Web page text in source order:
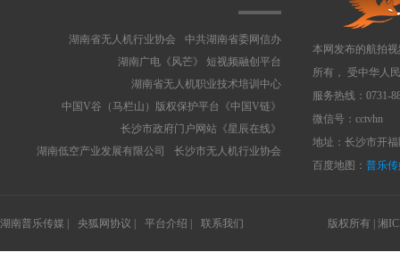
中共湖南省委网信办
湖南省无人机行业协会
湖南广电《风芒》 短视频融创平台
湖南省无人机职业技术培训中心
中国V谷（马栏山）版权保护平台《中国V链》
长沙市政府门户网站《星辰在线》
长沙市无人机行业协会
湖南低空产业发展有限公司
本网发布的航拍
所有， 受中华人
服务热线：0731-
微信号：cctvhn
地址：长沙市开
百度地图： 普乐
湖南普乐传媒 | 央狐网协议 | 平台介绍 | 联系我们 版权所有 | 湘